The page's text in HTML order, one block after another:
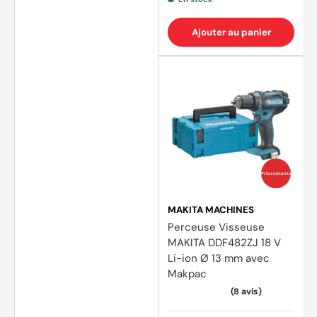
6X Forets béton : Ø3mm, Ø4mm, Ø5mm, Ø6mm, Ø8mm,
6X Forets métaux : Ø3mm, Ø4mm, Ø5mm, Ø6mm, Ø8mm,
6X Forets bois : Ø3mm, Ø4mm, Ø5mm, Ø6mm, Ø8mm,
2 coffrets dont la composition est pour chacun la
Ajouter au panier
Prix coûtants
MAKITA MACHINES
Perceuse Visseuse
MAKITA DDF482ZJ 18 V
Li-ion Ø 13 mm avec
Makpac